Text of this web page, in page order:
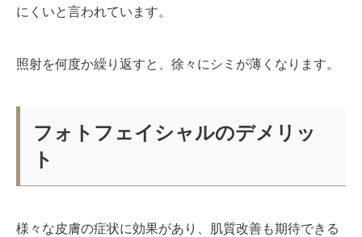
にくいと言われています。
照射を何度か繰り返すと、徐々にシミが薄くなります。
フォトフェイシャルのデメリッ
ト
様々な皮膚の症状に効果があり、肌質改善も期待できる